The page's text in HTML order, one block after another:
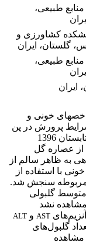
طبیعی،
کشاورزی و
گلستان، ایران
طبیعی،
ایران
خونی و
از پاییز 1395 تا تابستان 1396
از عصاره گل
15 قطعه فیل ماهی به ‌ظاهر سالم از
با استفاده از
مربوطه سنجش شد.
گلبولی
نشد
AST و ALT
گلبول‌های
مشاهده